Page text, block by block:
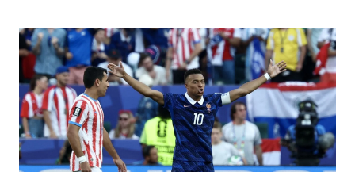
SVJETSKO PRVENSTVO 2026